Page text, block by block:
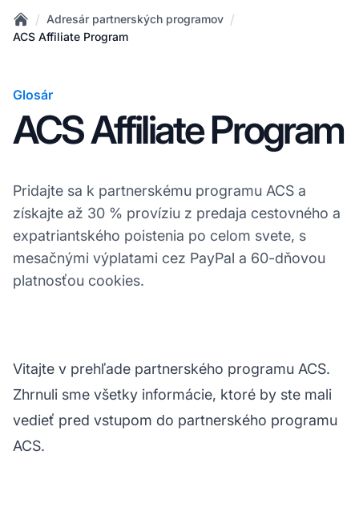
Home
/ Adresár partnerských programov /
ACS Affiliate Program
Glosár
ACS Affiliate Program
Pridajte sa k partnerskému programu ACS a
získajte až 30 % províziu z predaja cestovného a
expatriantského poistenia po celom svete, s
mesačnými výplatami cez PayPal a 60-dňovou
platnosťou cookies.
Vitajte v prehľade partnerského programu ACS.
Zhrnuli sme všetky informácie, ktoré by ste mali
vedieť pred vstupom do partnerského programu
ACS.